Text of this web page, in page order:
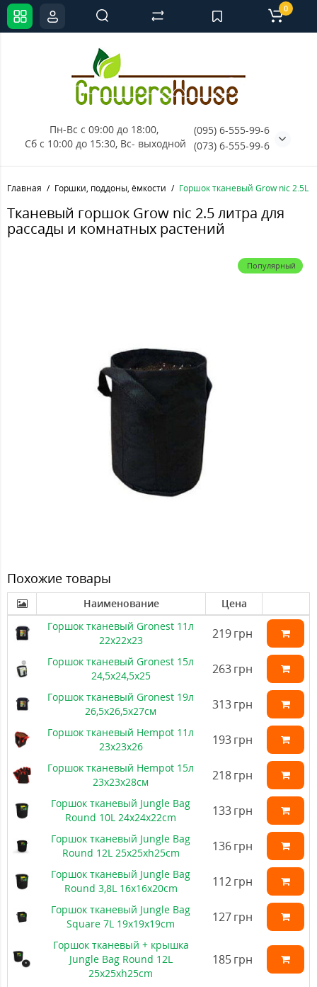
Пн-Вс с 09:00 до 18:00,
Сб с 10:00 до 15:30, Вс- выходной
(095) 6-555-99-6
(073) 6-555-99-6
0
Главная Горшки, поддоны, ёмкости Горшок тканевый Grow nic 2.5L
Тканевый горшок Grow nic 2.5 литра для
рассады и комнатных растений
Популярный
Похожие товары
Наименование
Цена
Горшок тканевый Gronest 11л
22х22х23
219грн
Горшок тканевый Gronest 15л
24,5x24,5x25
263грн
Горшок тканевый Gronest 19л
26,5х26,5х27см
313грн
Горшок тканевый Hempot 11л
23х23х26
193грн
Горшок тканевый Hempot 15л
23х23х28см
218грн
Горшок тканевый Jungle Bag
Round 10L 24x24x22cm
133грн
Горшок тканевый Jungle Bag
Round 12L 25x25xh25cm
136грн
Горшок тканевый Jungle Bag
Round 3,8L 16x16x20cm
112грн
Горшок тканевый Jungle Bag
Square 7L 19x19x19cm
127грн
Горшок тканевый + крышка
Jungle Bag Round 12L
25x25xh25cm
185грн